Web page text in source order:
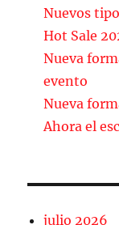
b
o
o
k
Nuevos
Hot Sale
Nueva
evento
Nueva
Ahora el
julio 2026